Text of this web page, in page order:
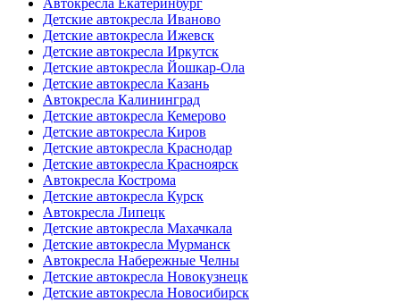
Детские автокресла Иваново
Детские автокресла Ижевск
Детские автокресла Иркутск
Детские автокресла Йошкар-Ола
Детские автокресла Казань
Автокресла Калининград
Детские автокресла Кемерово
Детские автокресла Киров
Детские автокресла Краснодар
Детские автокресла Красноярск
Автокресла Кострома
Детские автокресла Курск
Автокресла Липецк
Детские автокресла Махачкала
Детские автокресла Мурманск
Автокресла Набережные Челны
Детские автокресла Новокузнецк
Детские автокресла Новосибирск